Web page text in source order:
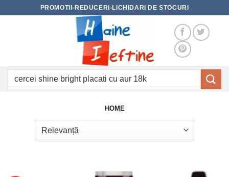
PROMOTII-REDUCERI-LICHIDARI DE STOCURI
HOME